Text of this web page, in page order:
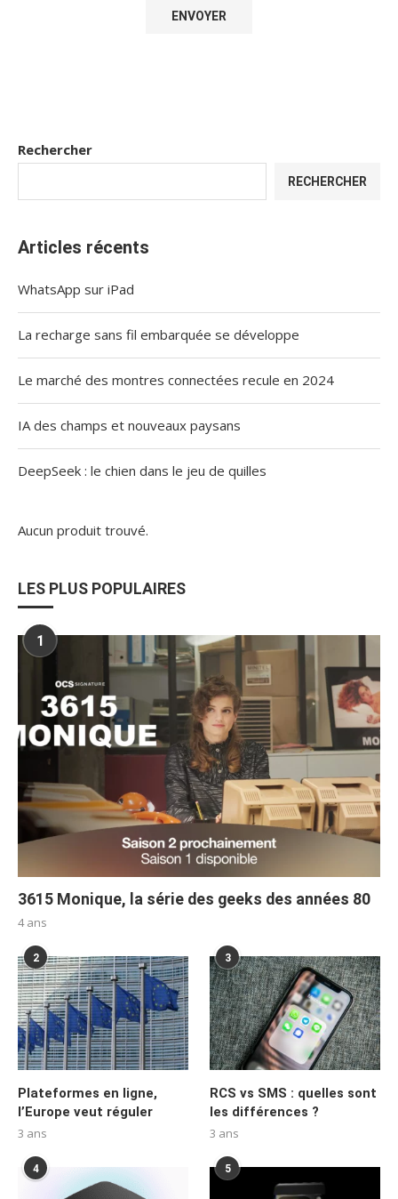
Rechercher
RECHERCHER
Articles récents
WhatsApp sur iPad
La recharge sans fil embarquée se développe
Le marché des montres connectées recule en 2024
IA des champs et nouveaux paysans
DeepSeek : le chien dans le jeu de quilles
Aucun produit trouvé.
LES PLUS POPULAIRES
1
3615 Monique, la série des geeks des années 80
4 ans
2
Plateformes en ligne,
l’Europe veut réguler
3 ans
3
RCS vs SMS : quelles sont
les différences ?
3 ans
4 5